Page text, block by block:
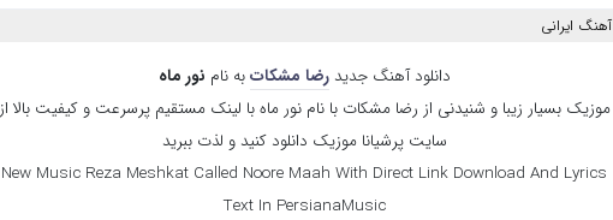
آهنگ ایرانی
دانلود آهنگ جدیدرضا مشکاتبه نام نور ماه
موزیک بسیار زیبا و شنیدنی از رضا مشکات با نام نور ماه با لینک مستقیم پرسرعت و کیفیت بالا از
سایت پرشیانا موزیک دانلود کنید و لذت ببرید
New Music Reza Meshkat Called Noore Maah With Direct Link Download And Lyrics
Text In PersianaMusic